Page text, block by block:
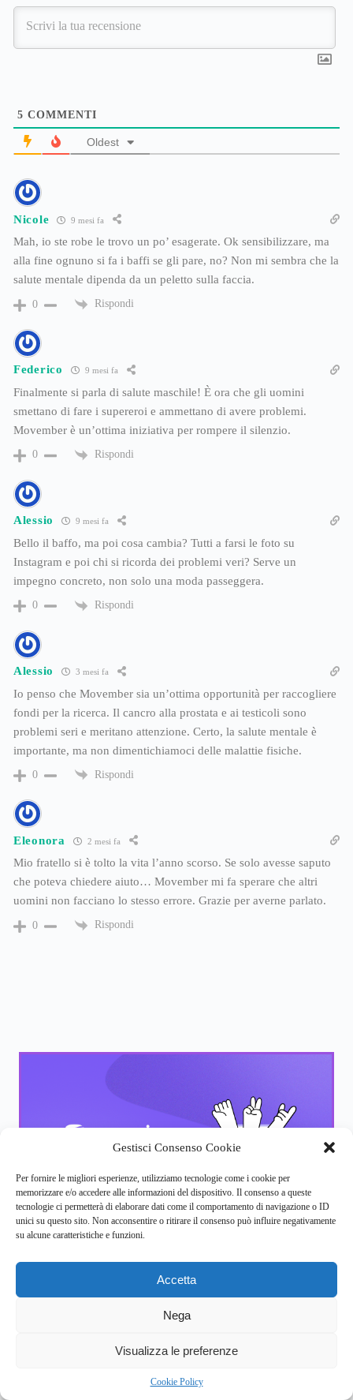
Gestisci Consenso Cookie
Per fornire le migliori esperienze, utilizziamo tecnologie come i cookie per
memorizzare e/o accedere alle informazioni del dispositivo. Il consenso a queste
tecnologie ci permetterà di elaborare dati come il comportamento di navigazione o ID
unici su questo sito. Non acconsentire o ritirare il consenso può influire negativamente
su alcune caratteristiche e funzioni.
Accetta
Nega
Visualizza le preferenze
Cookie Policy
5 COMMENTI
Oldest
Nicole 9 mesi fa
Mah, io ste robe le trovo un po’ esagerate. Ok sensibilizzare, ma
alla fine ognuno si fa i baffi se gli pare, no? Non mi sembra che la
salute mentale dipenda da un peletto sulla faccia.
0 Rispondi
Federico 9 mesi fa
Finalmente si parla di salute maschile! È ora che gli uomini
smettano di fare i supereroi e ammettano di avere problemi.
Movember è un’ottima iniziativa per rompere il silenzio.
0 Rispondi
Alessio 9 mesi fa
Bello il baffo, ma poi cosa cambia? Tutti a farsi le foto su
Instagram e poi chi si ricorda dei problemi veri? Serve un
impegno concreto, non solo una moda passeggera.
0 Rispondi
Alessio 3 mesi fa
Io penso che Movember sia un’ottima opportunità per raccogliere
fondi per la ricerca. Il cancro alla prostata e ai testicoli sono
problemi seri e meritano attenzione. Certo, la salute mentale è
importante, ma non dimentichiamoci delle malattie fisiche.
0 Rispondi
Eleonora 2 mesi fa
Mio fratello si è tolto la vita l’anno scorso. Se solo avesse saputo
che poteva chiedere aiuto… Movember mi fa sperare che altri
uomini non facciano lo stesso errore. Grazie per averne parlato.
0 Rispondi
Ti andrebbe di fare due chiacchiere
con un (o una) terapeuta?
Capita a tutti, ogni tanto, di sentire il bisogno di parlare con
qualcuno capace di ascoltare quello che abbiamo da dire
Con Serenis potresti provarci e vedere come va: il primo
qualsiasi momento.
Trova uno psicologo